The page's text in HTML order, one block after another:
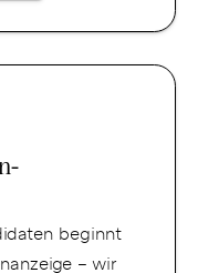
beginnt
– wir